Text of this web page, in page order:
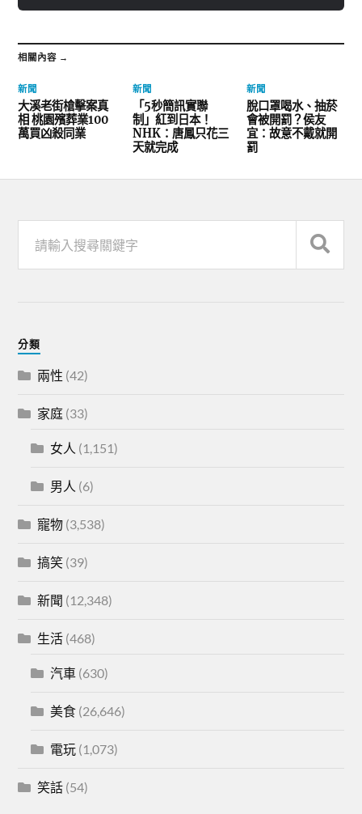
相關內容 →
新聞
大溪老街槍擊案真
相 桃園殯葬業100
萬買凶殺同業
新聞
「5秒簡訊實聯
制」紅到日本！
NHK：唐鳳只花三
天就完成
新聞
脫口罩喝水、抽菸
會被開罰？侯友
宜：故意不戴就開
罰
分類
兩性 (42)
家庭 (33)
女人 (1,151)
男人 (6)
寵物 (3,538)
搞笑 (39)
新聞 (12,348)
生活 (468)
汽車 (630)
美食 (26,646)
電玩 (1,073)
笑話 (54)